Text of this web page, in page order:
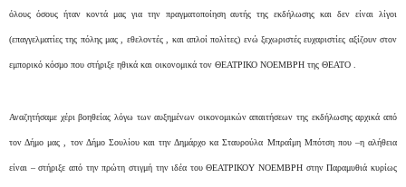
όλους όσους ήταν κοντά μας για την πραγματοποίηση αυτής της εκδήλωσης και δεν είναι λίγοι
(επαγγελματίες της πόλης μας , εθελοντές , και απλοί πολίτες) ενώ ξεχωριστές ευχαριστίες αξίζουν στον
εμπορικό κόσμο που στήριξε ηθικά και οικονομικά τον ΘΕΑΤΡΙΚΟ ΝΟΕΜΒΡΗ της ΘΕΑΤΟ .
Αναζητήσαμε χέρι βοηθείας λόγω των αυξημένων οικονομικών απαιτήσεων της εκδήλωσης αρχικά από
τον Δήμο μας , τον Δήμο Σουλίου και την Δημάρχο κα Σταυρούλα Μπραΐμη Μπότση που –η αλήθεια
είναι – στήριξε από την πρώτη στιγμή την ιδέα του ΘΕΑΤΡΙΚΟΥ ΝΟΕΜΒΡΗ στην Παραμυθιά κυρίως